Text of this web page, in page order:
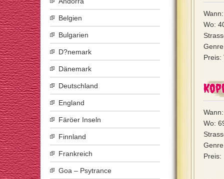
Wo:
Preis:
Wo:
Preis:
Belgien
Bulgarien
D?nemark
Dänemark
Deutschland
England
Färöer Inseln
Finnland
Frankreich
Goa – Psytrance